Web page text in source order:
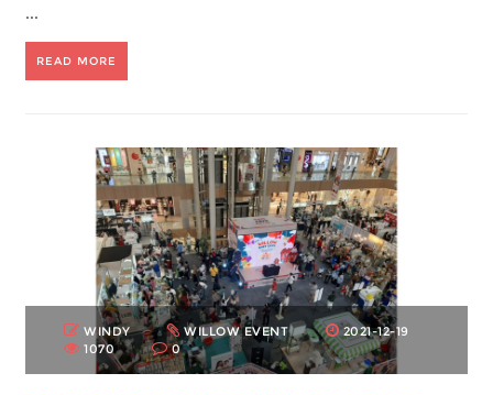
...
READ MORE
WINDY WILLOW EVENT
2021-12-19
1070
0